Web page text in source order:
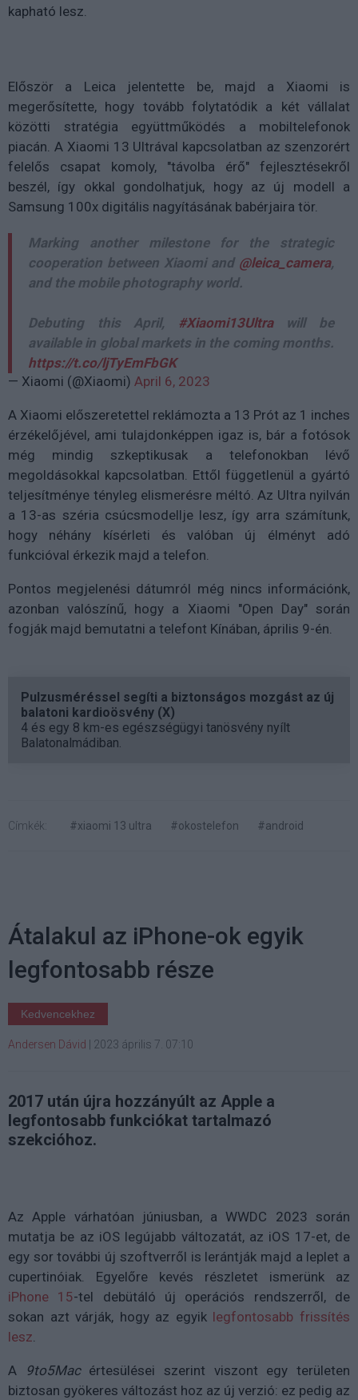
kapható lesz.
Először a Leica jelentette be, majd a Xiaomi is
megerősítette, hogy tovább folytatódik a két vállalat
közötti stratégia együttműködés a mobiltelefonok
piacán. A Xiaomi 13 Ultrával kapcsolatban az szenzorért
felelős csapat komoly, "távolba érő" fejlesztésekről
beszél, így okkal gondolhatjuk, hogy az új modell a
Samsung 100x digitális nagyításának babérjaira tör.
Marking another milestone for the strategic
cooperation between Xiaomi and @leica_camera,
and the mobile photography world.
Debuting this April, #Xiaomi13Ultrawill be
available in global markets in the coming months.
https://t.co/ljTyEmFbGK
— Xiaomi (@Xiaomi) April 6, 2023
A Xiaomi előszeretettel reklámozta a 13 Prót az 1 inches
érzékelőjével, ami tulajdonképpen igaz is, bár a fotósok
még mindig szkeptikusak a telefonokban lévő
megoldásokkal kapcsolatban. Ettől függetlenül a gyártó
teljesítménye tényleg elismerésre méltó. Az Ultra nyilván
a 13-as széria csúcsmodellje lesz, így arra számítunk,
hogy néhány kísérleti és valóban új élményt adó
funkcióval érkezik majd a telefon.
Pontos megjelenési dátumról még nincs információnk,
azonban valószínű, hogy a Xiaomi "Open Day" során
fogják majd bemutatni a telefont Kínában, április 9-én.
Pulzusméréssel segíti a biztonságos mozgást az új
balatoni kardioösvény (X)
4 és egy 8 km-es egészségügyi tanösvény nyílt
Balatonalmádiban.
Címkék: #xiaomi 13 ultra #okostelefon #android
Átalakul az iPhone-ok egyik
legfontosabb része
Kedvencekhez
Andersen Dávid 2023 április 7. 07:10
2017 után újra hozzányúlt az Apple a
legfontosabb funkciókat tartalmazó
szekcióhoz.
Az Apple várhatóan júniusban, a WWDC 2023 során
mutatja be az iOS legújabb változatát, az iOS 17-et, de
egy sor további új szoftverről is lerántják majd a leplet a
cupertinóiak. Egyelőre kevés részletet ismerünk az
iPhone 15-tel debütáló új operációs rendszerről, de
sokan azt várják, hogy az egyik legfontosabb frissítés
lesz
A 9to5Macértesülései szerint viszont egy területen
biztosan gyökeres változást hoz az új verzió: ez pedig az